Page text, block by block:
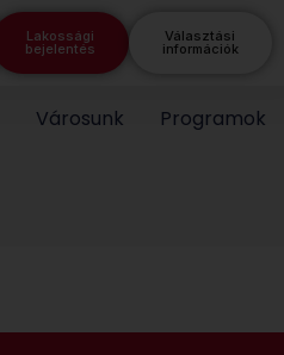
Lakossági
bejelentés
Választási
információk
Városunk Programok